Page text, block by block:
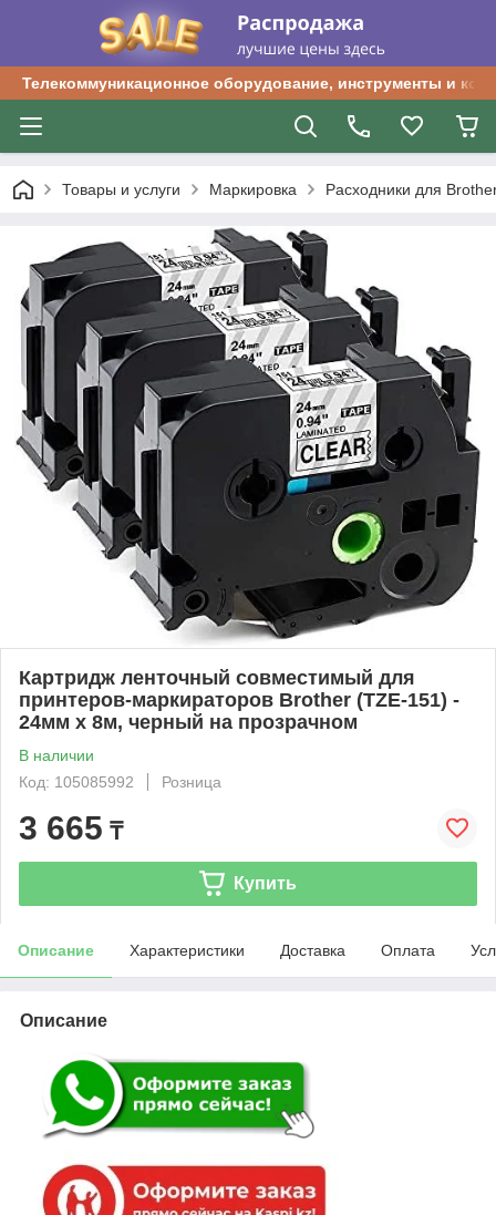
Телекоммуникационное оборудование, инструменты и
Товары и услуги Маркировка Расходники для
Картридж ленточный совместимый для
принтеров-маркираторов Brother (TZE-151) -
24мм х 8м, черный на прозрачном
В наличии
Код: 105085992
Розница
3 665 ₸
Купить
Описание Характеристики Доставка Оплата
Описание